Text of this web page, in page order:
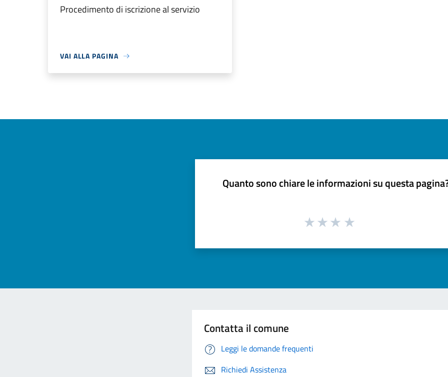
Procedimento di iscrizione al servizio
VAI ALLA PAGINA
Quanto sono chiare le informazioni su questa
Contatta il comune
Leggi le domande frequenti
Richiedi Assistenza